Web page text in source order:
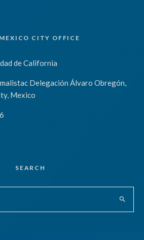
CITY OFFICE
de California
Delegación Álvaro Obregón,
Mexico
SEARCH